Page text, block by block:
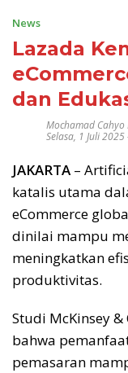
News
Lazada
dan
Mochamad Cahyo
Selasa, 1 Juli
JAKARTA –
katalis utama
eCommerce
dinilai mampu
meningkatkan
produktivitas.
Studi McKinsey
bahwa
pemasaran